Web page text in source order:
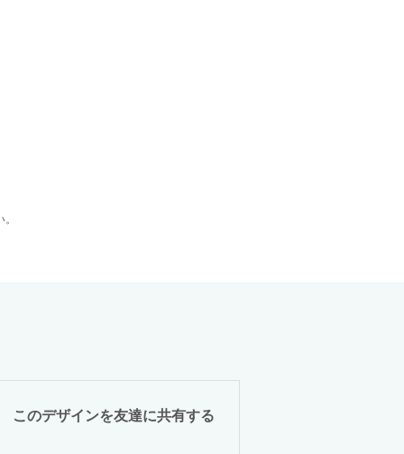
このデザインを友達に共有する